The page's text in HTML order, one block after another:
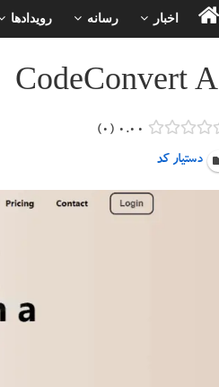
اخبار رسانه رویدادها
CodeConvert
۰.۰۰ ۰
دستیار کد